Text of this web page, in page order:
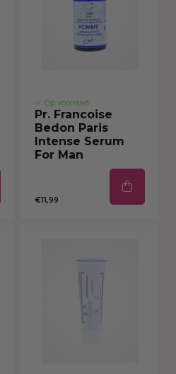
Op voorraad
Pr. Francoise
Bedon Paris
Intense Serum
For Man
€11,99